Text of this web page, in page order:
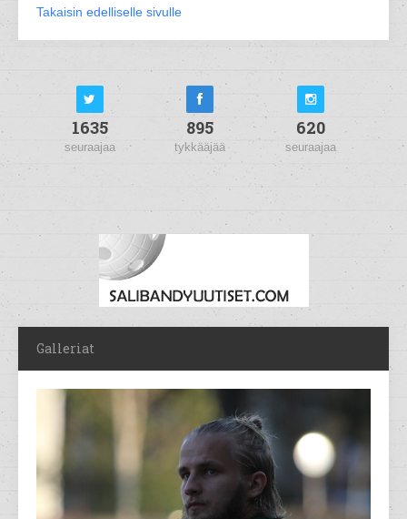
Takaisin edelliselle sivulle
1635
seuraajaa
895
tykkääjää
620
seuraajaa
Galleriat